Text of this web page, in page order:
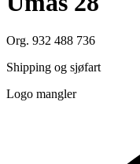
Org. 932 488 736
Shipping og sjøfart
Logo mangler